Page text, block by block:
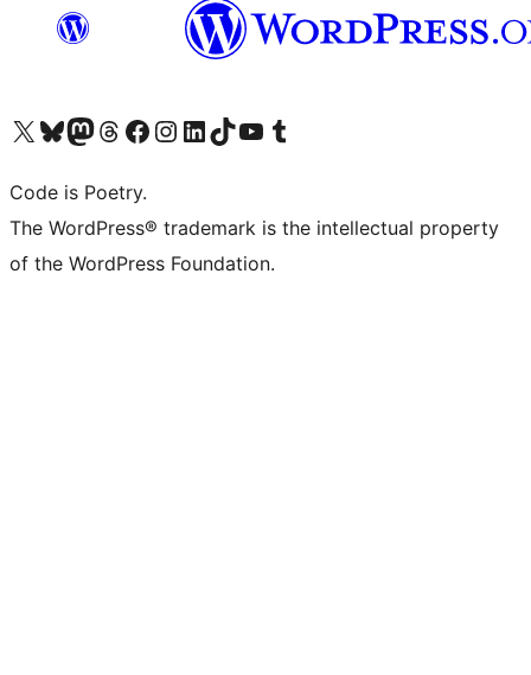
Visita il nostro account X (ex Twitter)
Visita il nostro account Bluesky
Visita il nostro account Mastodon
Visita il nostro account Threads
Visita la nostra pagina Facebook
Visita il nostro account Instagram
Visita il nostro account LinkedIn
Visita il nostro account TikTok
Visita il nostro canale YouTube
Visita il nostro account Tumblr
Code is Poetry.
The WordPress® trademark is the intellectual property
of the WordPress Foundation.